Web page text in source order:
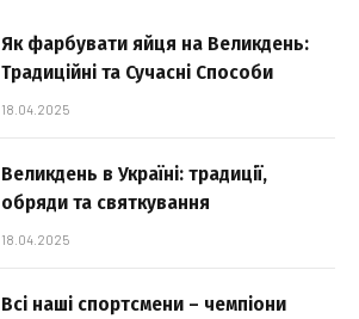
Як фарбувати яйця на Великдень:
Традиційні та Сучасні Способи
18.04.2025
Великдень в Україні: традиції,
обряди та святкування
18.04.2025
Всі наші спортсмени – чемпіони